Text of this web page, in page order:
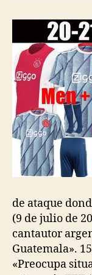
de ataque
(9 de julio de
cantautor
Guatemala».
«Preocupa